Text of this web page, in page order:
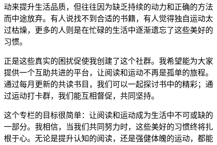
动来提升生活品质，但往往因为缺乏持续的动力和正确的方法
而中途放弃。有人说找不到合适的书籍，有人觉得独自运动太
过枯燥，更多的人则是在忙碌的生活中逐渐遗忘了这些美好的
习惯。
正是这些真实的困扰促使我创建了这个社群。我希望能为大家
提供一个互助共进的平台，让阅读和运动不再是孤单的旅程。
通过每月更新的共读书目，我们可以一起探讨书中的精彩；通
过运动打卡群，我们能互相督促，共同坚持。
这个专栏的目标很简单：让阅读和运动成为生活中不可或缺的
一部分。我相信，当我们共同努力时，这些美好的习惯终将扎
根于心。无论是提升认知的阅读，还是强健体魄的运动，都能